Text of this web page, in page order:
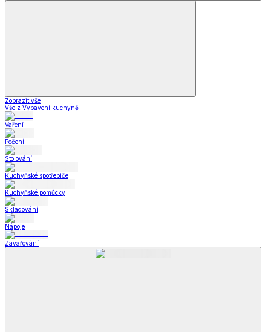
Zobrazit vše
Vše z Vybavení kuchyně
Vaření
Pečení
Stolování
Kuchyňské spotřebiče
Kuchyňské pomůcky
Skladování
Nápoje
Zavařování